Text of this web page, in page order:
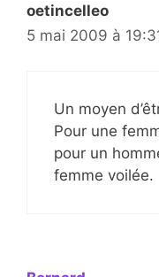
oetincelleo
5 mai 2009 à
Un moyen
Pour une
pour un
femme voilée.